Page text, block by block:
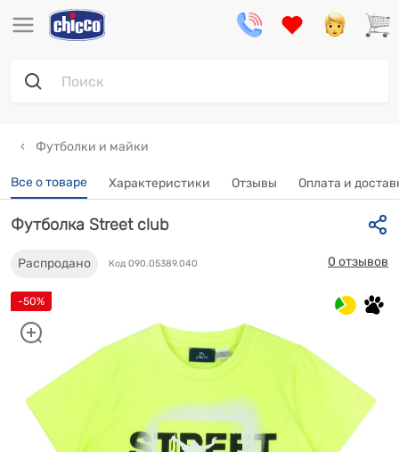
Футболки и майки
Все о товаре Характеристики Отзывы Оплата и
-50%
Футболка Street club
Распродано Код 090.05389.040 0 отзывов